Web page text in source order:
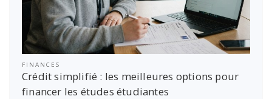
FINANCES
Crédit simplifié : les meilleures options pour
financer les études étudiantes